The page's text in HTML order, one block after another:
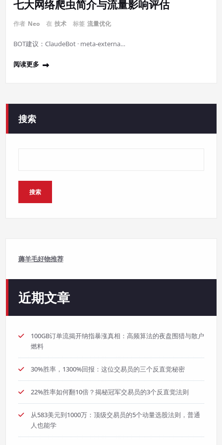
七大网络爬虫简介与流量影响评估
作者 Neo 在 技术 标签 流量优化
BOT建议：ClaudeBot · meta‑externa…
阅读更多
搜索
搜索
薅羊毛好物推荐
近期文章
100GB订单流揭开纳指暴涨真相：高频算法的夜盘围猎与散户
燃料
30%胜率，1300%回报：这位交易员的三个反直觉秘密
22%胜率如何翻10倍？揭秘冠军交易员的3个反直觉法则
从583美元到1000万：顶级交易员的5个动量选股法则，普通
人也能学